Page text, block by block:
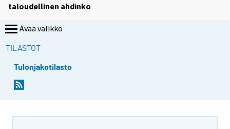
taloudellinen ahdinko
Avaa valikko
TILASTOT
Tulonjakotilasto